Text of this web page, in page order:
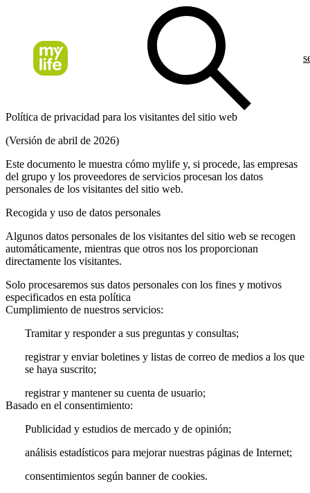
Política de privacidad para los visitantes del sitio web
(Versión de abril de 2026)
Este documento le muestra cómo mylife y, si procede, las empresas
del grupo y los proveedores de servicios procesan los datos
personales de los visitantes del sitio web.
Recogida y uso de datos personales
Algunos datos personales de los visitantes del sitio web se recogen
automáticamente, mientras que otros nos los proporcionan
directamente los visitantes.
Solo procesaremos sus datos personales con los fines y motivos
especificados en esta política
Cumplimiento de nuestros servicios:
Tramitar y responder a sus preguntas y consultas;
registrar y enviar boletines y listas de correo de medios a los que
se haya suscrito;
registrar y mantener su cuenta de usuario;
Basado en el consentimiento:
Publicidad y estudios de mercado y de opinión;
análisis estadísticos para mejorar nuestras páginas de Internet;
consentimientos según banner de cookies.